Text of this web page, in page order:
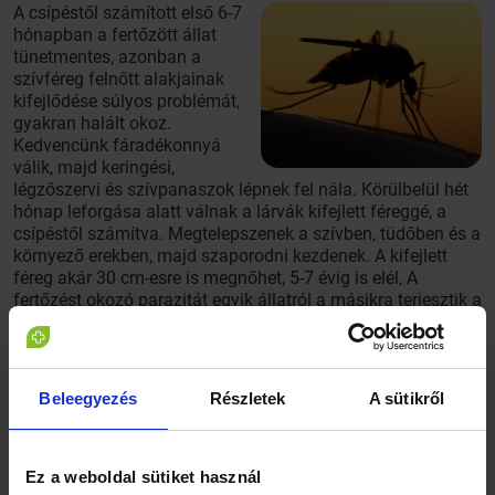
Beleegyezés Részletek A sütikről
Ez a weboldal sütiket használ
A csípéstől számított első 6-7
hónapban a fertőzött állat
tünetmentes, azonban a
szívféreg felnőtt alakjainak
kifejlődése súlyos problémát,
gyakran halált okoz.
Kedvencünk fáradékonnyá
válik, majd keringési,
légzőszervi és szívpanaszok lépnek fel nála. Körülbelül hét
hónap leforgása alatt válnak a lárvák kifejlett féreggé, a
csípéstől számítva. Megtelepszenek a szívben, tüdőben és a
környező erekben, majd szaporodni kezdenek. A kifejlett
féreg akár 30 cm-esre is megnőhet, 5-7 évig is elél, A
fertőzést okozó parazitát egyik állatról a másikra terjesztik a
szúnyogok, de az ember is megfertőződhet. Mivel a lárva
nem tud teljesen féreggé fejlődni az emberi szervezetben, a
szívférgesség ránk nem jelent halálos veszélyt, ám a lárva a
tüdőbe kerülve gócos elváltozásokat okozhat, amelyek
mellkasi röntgenvizsgálat alkalmával más problémának
tűnhetnek.
„A kullancsokhoz hasonlóan egyre nagyobb figyelmet